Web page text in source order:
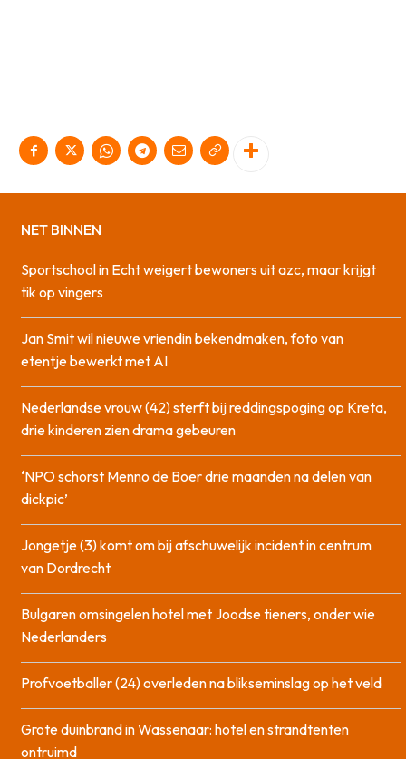
NET BINNEN
Sportschool in Echt weigert bewoners uit azc, maar krijgt
tik op vingers
Jan Smit wil nieuwe vriendin bekendmaken, foto van
etentje bewerkt met AI
Nederlandse vrouw (42) sterft bij reddingspoging op Kreta,
drie kinderen zien drama gebeuren
‘NPO schorst Menno de Boer drie maanden na delen van
dickpic’
Jongetje (3) komt om bij afschuwelijk incident in centrum
van Dordrecht
Bulgaren omsingelen hotel met Joodse tieners, onder wie
Nederlanders
Profvoetballer (24) overleden na blikseminslag op het veld
Grote duinbrand in Wassenaar: hotel en strandtenten
ontruimd